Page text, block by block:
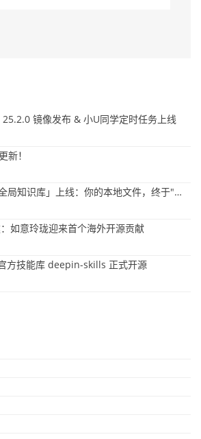
镜像发布 & 小U同学定时任务上线
！
重磅更新！小U同学「全局知识库」上线：你的本地文件，终于"活"起来了
如意玲珑迎来首个海外开源贡献
方技能库 deepin-skills 正式开源